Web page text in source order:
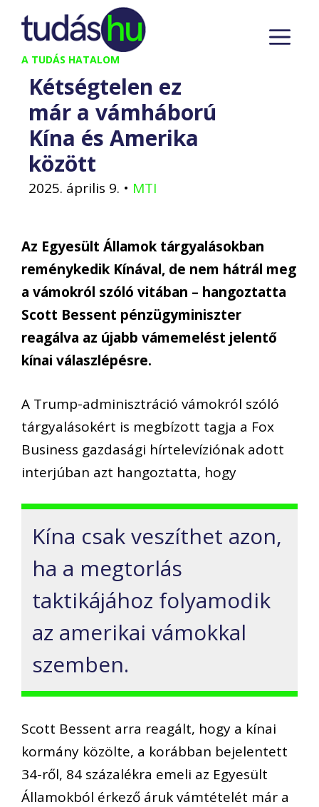
Kilépés
tartalomba
A TUDÁS HATALOM
Kétségtelen ez
már a vámháború
Kína és Amerika
között
2025. április 9. • MTI
Az Egyesült Államok tárgyalásokban
reménykedik Kínával, de nem hátrál meg
a vámokról szóló vitában – hangoztatta
Scott Bessent pénzügyminiszter
reagálva az újabb vámemelést jelentő
kínai válaszlépésre.
A Trump-adminisztráció vámokról szóló
tárgyalásokért is megbízott tagja a Fox
Business gazdasági hírtelevíziónak adott
interjúban azt hangoztatta, hogy
Kína csak veszíthet azon,
ha a megtorlás
taktikájához folyamodik
az amerikai vámokkal
szemben.
Scott Bessent arra reagált, hogy a kínai
kormány közölte, a korábban bejelentett
34-ről, 84 százalékra emeli az Egyesült
Államokból érkező áruk vámtételét már a